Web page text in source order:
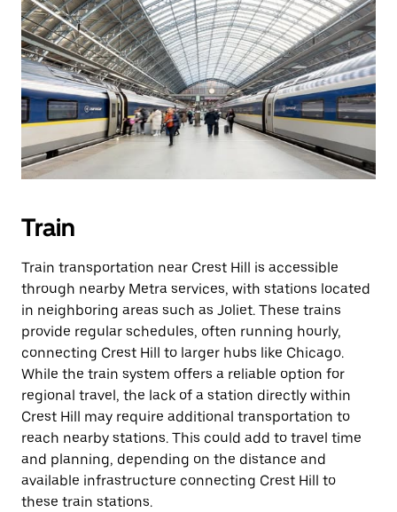
Train
Train transportation near Crest Hill is accessible
through nearby Metra services, with stations located
in neighboring areas such as Joliet. These trains
provide regular schedules, often running hourly,
connecting Crest Hill to larger hubs like Chicago.
While the train system offers a reliable option for
regional travel, the lack of a station directly within
Crest Hill may require additional transportation to
reach nearby stations. This could add to travel time
and planning, depending on the distance and
available infrastructure connecting Crest Hill to
these train stations.